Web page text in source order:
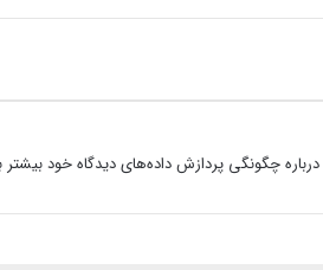
درباره چگونگی پردازش داده‌های دیدگاه خود بیشتر